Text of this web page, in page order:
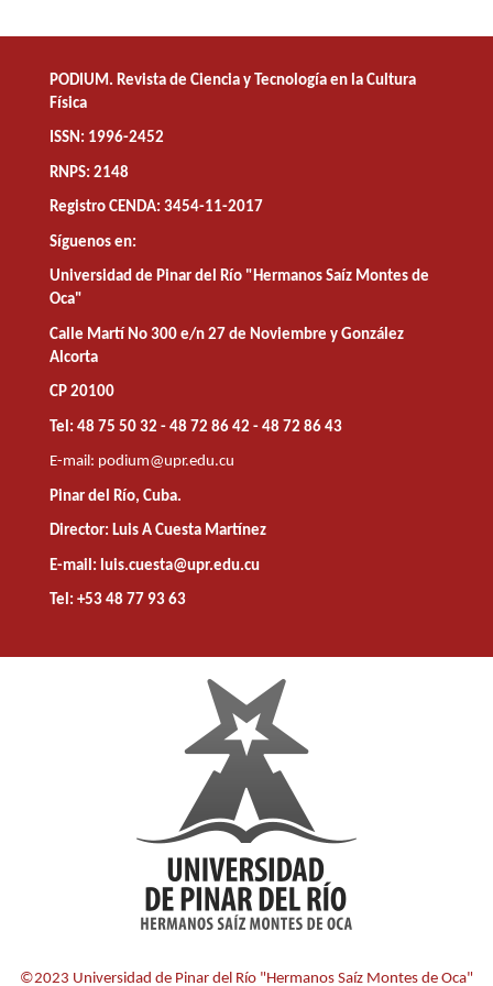
PODIUM. Revista de Ciencia y Tecnología en la Cultura
Física
ISSN: 1996-2452
RNPS: 2148
Registro CENDA: 3454-11-2017
Síguenos en:
Universidad de Pinar del Río "Hermanos Saíz Montes de
Oca"
Calle Martí No 300 e/n 27 de Noviembre y González
Alcorta
CP 20100
Tel: 48 75 50 32 - 48 72 86 42 - 48 72 86 43
E-mail: podium@upr.edu.cu
Pinar del Río, Cuba.
Director: Luis A Cuesta Martínez
E-mail: luis.cuesta@upr.edu.cu
Tel: +53 48 77 93 63
©2023 Universidad de Pinar del Río "Hermanos Saíz Montes de Oca"